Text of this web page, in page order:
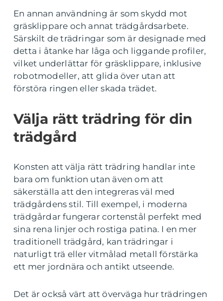
En annan användning är som skydd mot
gräsklippare och annat trädgårdsarbete.
Särskilt de trädringar som är designade med
detta i åtanke har låga och liggande profiler,
vilket underlättar för gräsklippare, inklusive
robotmodeller, att glida över utan att
förstöra ringen eller skada trädet.
Välja rätt trädring för din
trädgård
Konsten att välja rätt trädring handlar inte
bara om funktion utan även om att
säkerställa att den integreras väl med
trädgårdens stil. Till exempel, i moderna
trädgårdar fungerar cortenstål perfekt med
sina rena linjer och rostiga patina. I en mer
traditionell trädgård, kan trädringar i
naturligt trä eller vitmålad metall förstärka
ett mer jordnära och antikt utseende.
Det är också värt att överväga hur trädringen